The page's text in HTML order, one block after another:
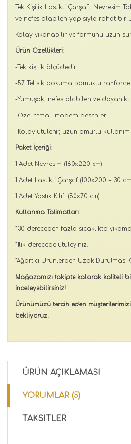
Tek Kişilik Lastikli Çarşaflı Nevresim
ve nefes alabilen yapısıyla rahat bir
Kolay yıkanabilir ve formunu uzun
Ürün Özellikleri:
-Tek kişilik ölçüdedir
-57 Tel sık dokuma pamuklu ranforce
-Yumuşak, nefes alabilen ve dayanıklı
-Özel temalı modern desenler
-Kolay ütülenir, uzun ömürlü kullanım
Paket İçeriği:
1 Adet Nevresim (160x220 cm)
1 Adet Lastikli Çarşaf (100x200 + 30
1 Adet Yastık Kılıfı (50x70 cm)
Kullanma Talimatları:
*30 dereceden fazla sıcaklıkta
*Ilık derecede ütüleyiniz.
*Ağartıcı Ürünlerden Uzak Durulması
Mağazamızı takipte kalarak kaliteli
inceleyebilirsiniz!
Ürünümüzü tercih eden
bekliyoruz.
ÜRÜN AÇIKLAMASI
YORUMLAR (5)
TAKSITLER